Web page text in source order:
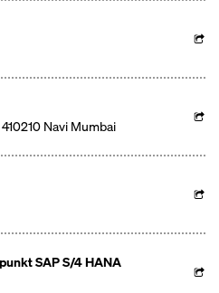
Navi Mumbai
SAP S/4 HANA